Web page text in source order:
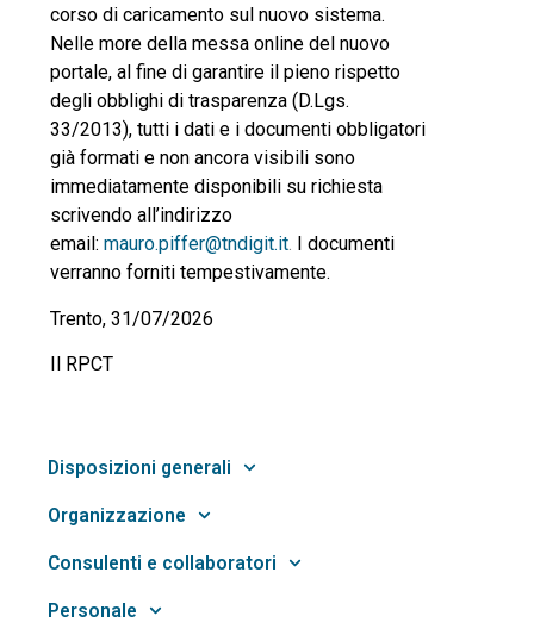
corso di caricamento sul nuovo sistema.
Nelle more della messa online del nuovo
portale, al fine di garantire il pieno rispetto
degli obblighi di trasparenza (D.Lgs.
33/2013), tutti i dati e i documenti obbligatori
già formati e non ancora visibili sono
immediatamente disponibili su richiesta
scrivendo all’indirizzo
email: mauro.piffer@tndigit.it.
I documenti
verranno forniti tempestivamente.
Trento, 31/07/2026
Il RPCT
Disposizioni generali
Organizzazione
Consulenti e collaboratori
Personale